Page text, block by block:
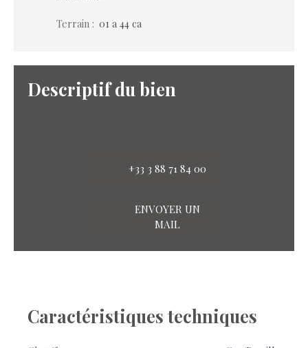
Terrain : 01 a 44 ca
Descriptif du bien
+33 3 88 71 84 00
ENVOYER UN
MAIL
Caractéristiques techniques